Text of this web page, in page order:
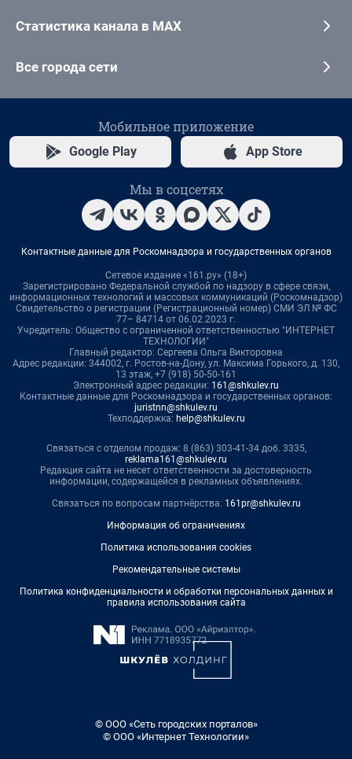
Статистика канала в MAX
Все города сети
Мобильное приложение
Google Play App Store
Мы в соцсетях
Контактные данные для Роскомнадзора и государственных органов
Сетевое издание «161.ру» (18+)
Зарегистрировано Федеральной службой по надзору в сфере связи,
информационных технологий и массовых коммуникаций (Роскомнадзор)
Свидетельство о регистрации (Регистрационный номер) СМИ ЭЛ № ФС
77– 84714 от 06.02.2023 г.
Учредитель: Общество с ограниченной ответственностью "ИНТЕРНЕТ
ТЕХНОЛОГИИ"
Главный редактор: Сергеева Ольга Викторовна
Адрес редакции: 344002, г. Ростов-на-Дону, ул. Максима Горького, д. 130,
13 этаж, +7 (918) 50-50-161
Электронный адрес редакции: 161@shkulev.ru
Контактные данные для Роскомнадзора и государственных органов:
juristnn@shkulev.ru
Техподдержка: help@shkulev.ru
Связаться с отделом продаж: 8 (863) 303-41-34 доб. 3335,
reklama161@shkulev.ru
Редакция сайта не несет ответственности за достоверность
информации, содержащейся в рекламных объявлениях.
Связаться по вопросам партнёрства: 161pr@shkulev.ru
Информация об ограничениях
Политика использования cookies
Рекомендательные системы
Политика конфиденциальности и обработки персональных данных и
правила использования сайта
© ООО «Сеть городских порталов»
© ООО «Интернет Технологии»